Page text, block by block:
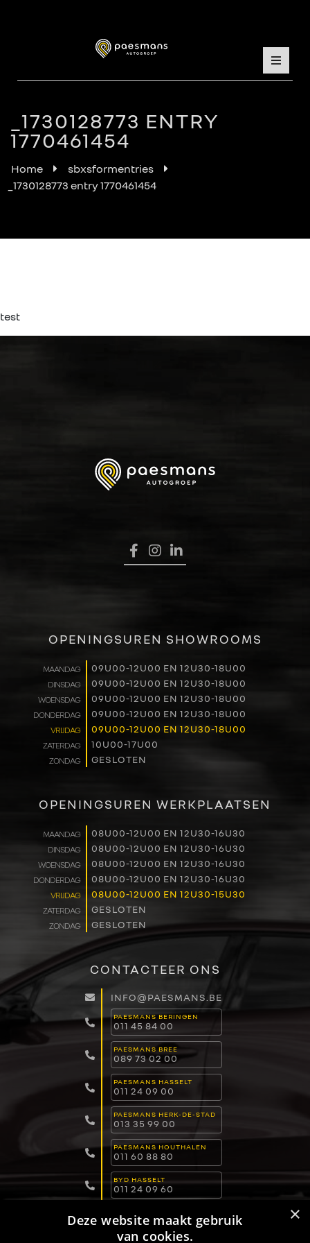
RENAULT PRO+
NAVERKOOP
VERHUUR
NIEUWS
OVER ONS
WERKEN BIJ
CONTACT
_1730128773 ENTRY
1770461454
Home
sbxsformentries
_1730128773 entry 1770461454
test
OPENINGSUREN SHOWROOMS
MAANDAG 09U00-12U00 EN 12U30-18U00
DINSDAG 09U00-12U00 EN 12U30-18U00
WOENSDAG 09U00-12U00 EN 12U30-18U00
DONDERDAG 09U00-12U00 EN 12U30-18U00
VRIJDAG 09U00-12U00 EN 12U30-18U00
ZATERDAG 10U00-17U00
ZONDAG GESLOTEN
OPENINGSUREN WERKPLAATSEN
MAANDAG 08U00-12U00 EN 12U30-16U30
DINSDAG 08U00-12U00 EN 12U30-16U30
WOENSDAG 08U00-12U00 EN 12U30-16U30
DONDERDAG 08U00-12U00 EN 12U30-16U30
VRIJDAG 08U00-12U00 EN 12U30-15U30
ZATERDAG GESLOTEN
ZONDAG GESLOTEN
CONTACTEER ONS
INFO@PAESMANS.BE
PAESMANS BERINGEN
011 45 84 00
PAESMANS BREE
089 73 02 00
PAESMANS HASSELT
011 24 09 00
PAESMANS HERK-DE-STAD
013 35 99 00
PAESMANS HOUTHALEN
011 60 88 80
BYD HASSELT
011 24 09 60
011 15 04 00 ×
Deze website maakt gebruik
van cookies.